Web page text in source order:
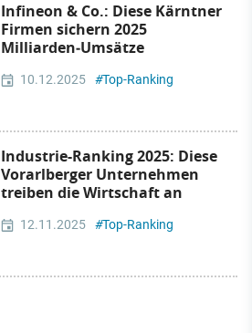
Infineon & Co.: Diese Kärntner
Firmen sichern 2025
Milliarden‑Umsätze
10.12.2025 #Top-Ranking
Industrie-Ranking 2025: Diese
Vorarlberger Unternehmen
treiben die Wirtschaft an
12.11.2025 #Top-Ranking